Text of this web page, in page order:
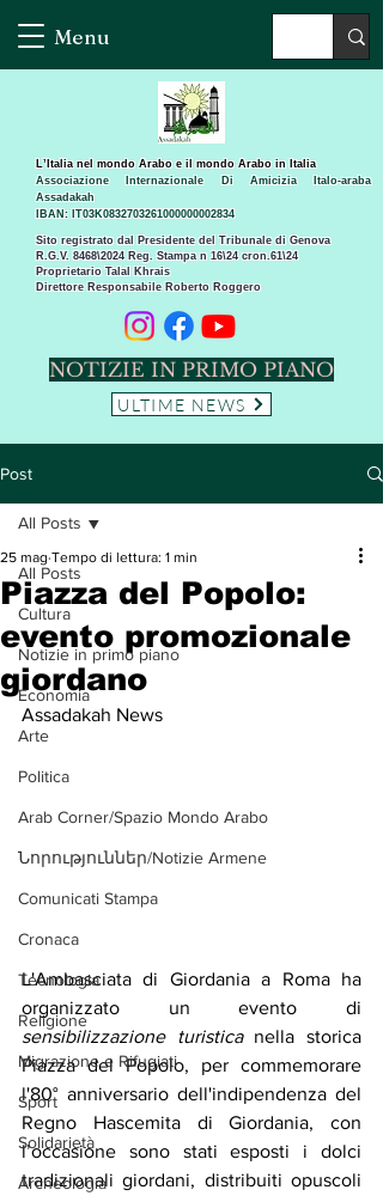
Menu
Sito registrato dal Presidente del Tribunale di Genova
R.G.V. 8468\2024 Reg. Stampa n 16\24 cron.61\24 ​
Proprietario Talal Khrais
Direttore Responsabile Roberto Roggero
L’Italia nel mondo Arabo e il mondo Arabo in Italia
Associazione Internazionale Di Amicizia Italo-araba
Assadakah
IBAN: IT03K0832703261000000002834
NOTIZIE IN PRIMO PIANO
ULTIME NEWS
Post
All Posts
Cultura
Notizie in primo piano
Economia
Arte
Politica
Arab Corner/Spazio Mondo Arabo
Նորություններ/Notizie Armene
Comunicati Stampa
Cronaca
Tecnologia
Religione
Migrazione e Rifugiati
Sport
Solidarietà
Archeologia
All Posts
Piazza del Popolo:
evento promozionale
giordano
25 mag Tempo di lettura: 1 min
Assadakah News
L'Ambasciata di Giordania a Roma ha
sensibilizzazione turistica nella storica
Piazza del Popolo, per commemorare
l'80° anniversario dell'indipendenza del
Regno Hascemita di Giordania, con
l’occasione sono stati esposti i dolci
tradizionali giordani, distribuiti opuscoli